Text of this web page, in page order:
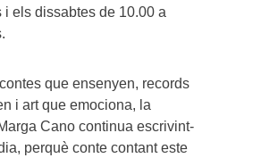
i els dissabtes de 10.00 a
contes que ensenyen, records
i art que emociona, la
Cano continua escrivint-
perquè conte contant este